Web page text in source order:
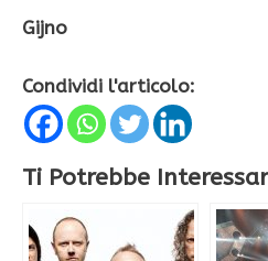
Gijno
Condividi l'articolo:
Ti Potrebbe